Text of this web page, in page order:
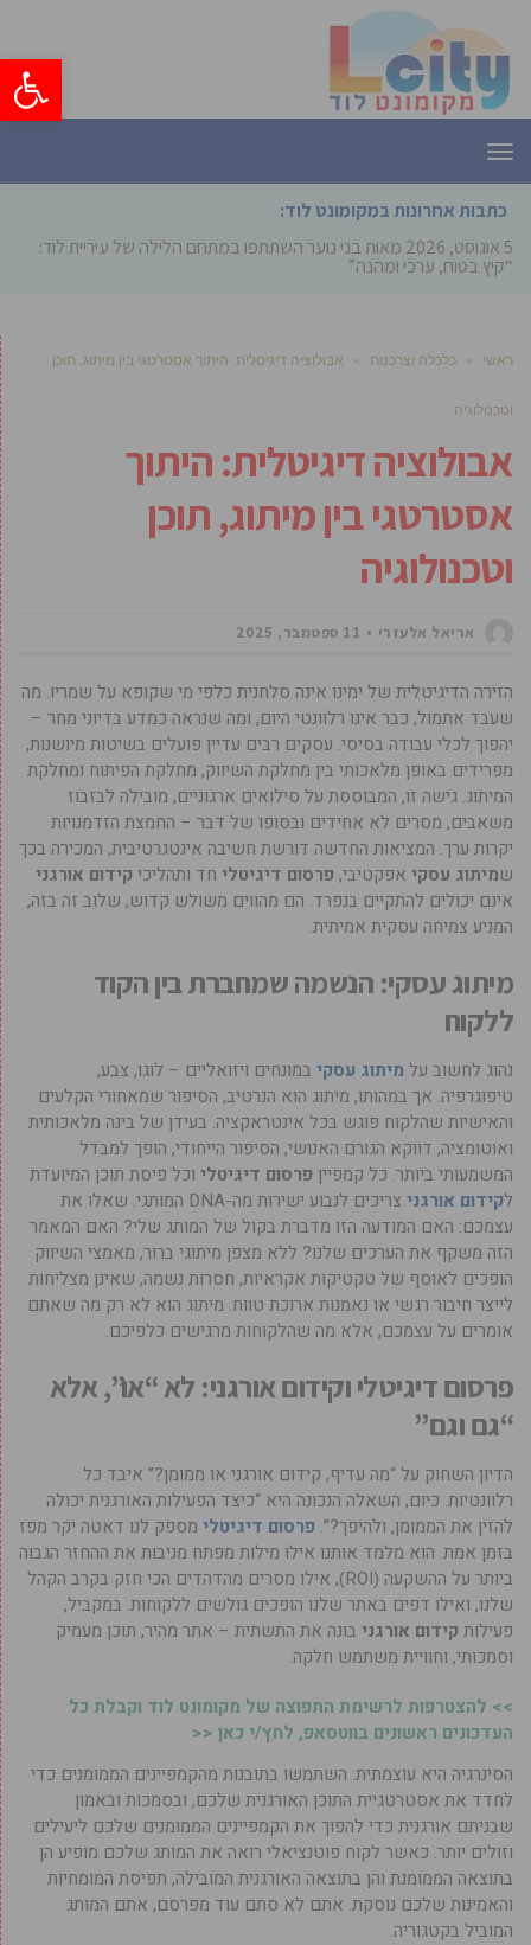
פתח
תפריט
כתבות אחרונות במקומונט לוד:
5 אוגוסט, 2026
מאות בני נוער השתתפו במתחם הלילה של עיריית לוד:
“קיץ בטוח, ערכי ומהנה”
ראשי » כלכלה וצרכנות » אבולוציה דיגיטלית: היתוך אסטרטגי בין מיתוג, תוכן
וטכנולוגיה
אבולוציה דיגיטלית: היתוך
אסטרטגי בין מיתוג, תוכן
וטכנולוגיה
אריאל אלעזרי 11 ספטמבר, 2025
הזירה הדיגיטלית של ימינו אינה סלחנית כלפי מי שקופא על שמריו. מה
שעבד אתמול, כבר אינו רלוונטי היום, ומה שנראה כמדע בדיוני מחר –
יהפוך לכלי עבודה בסיסי. עסקים רבים עדיין פועלים בשיטות מיושנות,
מפרידים באופן מלאכותי בין מחלקת השיווק, מחלקת הפיתוח ומחלקת
המיתוג. גישה זו, המבוססת על סילואים ארגוניים, מובילה לבזבוז
משאבים, מסרים לא אחידים ובסופו של דבר – החמצת הזדמנויות
יקרות ערך. המציאות החדשה דורשת חשיבה אינטגרטיבית, המכירה בכך
שמיתוג עסקי אפקטיבי, פרסום דיגיטלי חד ותהליכי קידום אורגני
אינם יכולים להתקיים בנפרד. הם מהווים משולש קדוש, שלוב זה בזה,
המניע צמיחה עסקית אמיתית.
מיתוג עסקי: הנשמה שמחברת בין הקוד
ללקוח
נהוג לחשוב על מיתוג עסקי במונחים ויזואליים – לוגו, צבע,
טיפוגרפיה. אך במהותו, מיתוג הוא הנרטיב, הסיפור שמאחורי הקלעים
והאישיות שהלקוח פוגש בכל אינטראקציה. בעידן של בינה מלאכותית
ואוטומציה, דווקא הגורם האנושי, הסיפור הייחודי, הופך למבדל
המשמעותי ביותר. כל קמפיין פרסום דיגיטלי וכל פיסת תוכן המיועדת
לקידום אורגני
צריכים לנבוע ישירות מה-DNA המותגי. שאלו את
עצמכם: האם המודעה הזו מדברת בקול של המותג שלי? האם המאמר
הזה משקף את הערכים שלנו? ללא מצפן מיתוגי ברור, מאמצי השיווק
הופכים לאוסף של טקטיקות אקראיות, חסרות נשמה, שאינן מצליחות
לייצר חיבור רגשי או נאמנות ארוכת טווח. מיתוג הוא לא רק מה שאתם
אומרים על עצמכם, אלא מה שהלקוחות מרגישים כלפיכם.
פרסום דיגיטלי וקידום אורגני: לא “או”, אלא
“גם וגם”
הדיון השחוק על “מה עדיף, קידום אורגני או ממומן?” איבד כל
רלוונטיות. כיום, השאלה הנכונה היא “כיצד הפעילות האורגנית יכולה
להזין את הממומן, ולהיפך?”. פרסום דיגיטלי מספק לנו דאטה יקר מפז
בזמן אמת. הוא מלמד אותנו אילו מילות מפתח מניבות את ההחזר הגבוה
ביותר על ההשקעה (ROI), אילו מסרים מהדהדים הכי חזק בקרב הקהל
שלנו, ואילו דפים באתר שלנו הופכים גולשים ללקוחות. במקביל,
פעילות קידום אורגני בונה את התשתית – אתר מהיר, תוכן מעמיק
וסמכותי, וחוויית משתמש חלקה.
>> להצטרפות לרשימת התפוצה של מקומונט לוד וקבלת כל
העדכונים ראשונים בווטסאפ, לחץ/י כאן <<
הסינרגיה היא עוצמתית: השתמשו בתובנות מהקמפיינים הממומנים כדי
לחדד את אסטרטגיית התוכן האורגנית שלכם, ובסמכות ובאמון
שבניתם אורגנית כדי להפוך את הקמפיינים הממומנים שלכם ליעילים
וזולים יותר. כאשר לקוח פוטנציאלי רואה את המותג שלכם מופיע הן
בתוצאה הממומנת והן בתוצאה האורגנית המובילה, תפיסת המומחיות
והאמינות שלכם נוסקת. אתם לא סתם עוד מפרסם, אתם המותג
המוביל בקטגוריה.